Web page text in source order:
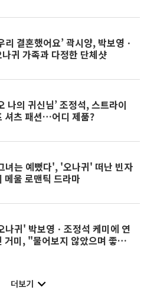
리 결혼했어요’ 곽시양, 박보영ㆍ
귀 가족과 다정한 단체샷
나의 귀신님’ 조정석, 스트라이
셔츠 패션…어디 제품?
녀는 예뻤다', '오나귀' 떠난 빈자
메울 로맨틱 드라마
나귀' 박보영ㆍ조정석 케미에 연
거미, "물어보지 않았으며 좋겠
더보기